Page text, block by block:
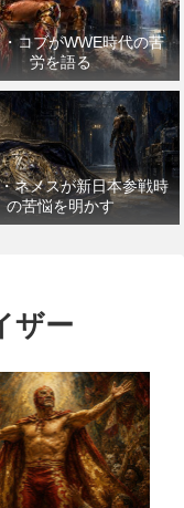
コブがWWE時代の苦
労を語る
ネメスが新日本参戦時
の苦悩を明かす
ザー